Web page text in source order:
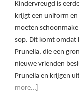
Kindervreugd is
krijgt een uniform
moeten
sop. Dit komt
Prunella, die een
nieuwe vrienden
Prunella en krijgen
more…]